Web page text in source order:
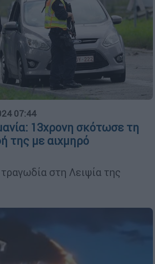
07:44
13χρονη σκότωσε τη
της με αιχμηρό
στη Λειψία της